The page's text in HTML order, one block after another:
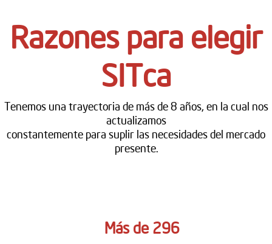
Razones para elegir
SITca
Tenemos una trayectoria de más de 8 años, en la cual nos
actualizamos
constantemente para suplir las necesidades del mercado
presente.
Más de 296